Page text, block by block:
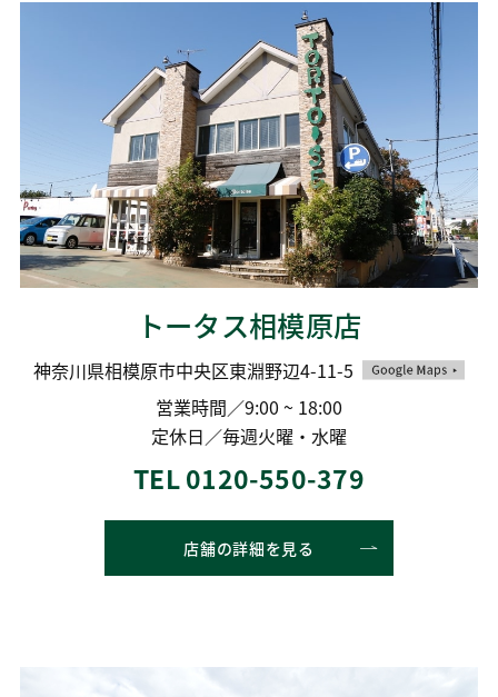
トータス相模原店
神奈川県相模原市中央区東淵野辺4-11-5
営業時間／9:00 ~ 18:00
定休日／毎週火曜・水曜
TEL 0120-550-379
店舗の詳細を見る